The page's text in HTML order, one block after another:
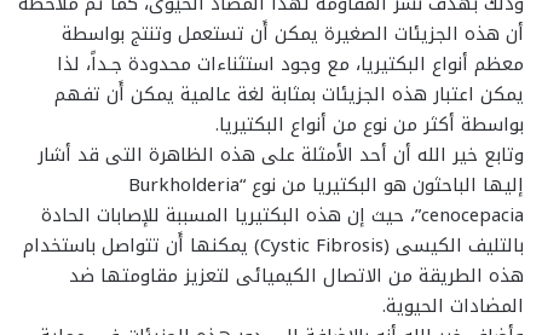
أن هذه الجزيئات الصغيرة يمكن أَن تستعمل وتنتج بواسطة
معظم أنواع البكتيريا، مع وجود استثناءات محدودة جـداً، لذا
يمكن اعتبار هذه الجزيئات بمثابة لغة عالمية يمكن أَن تفهم
بواسطة أكثر من نوع من أنواع البكتيريا.
وتابع خير الله أن أحد الأمثلة على هذه الظاهرة التى قد أشار
إليها الباحثون هو البكتيريا من نوع “Burkholderia
cenocepacia”، حيث إن هذه البكتيريا المسببة للإصابات الحادة
بالتليف الكيسى (Cystic Fibrosis) يمكنها أَن تتواصل باستخدام
هذه الطريقة من الاتصال الكيميائى لتعزيز مقاومتها ضد
المضادات الحيوية.